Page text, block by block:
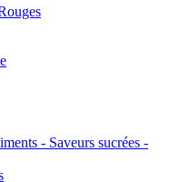
- Saveurs sucrées -